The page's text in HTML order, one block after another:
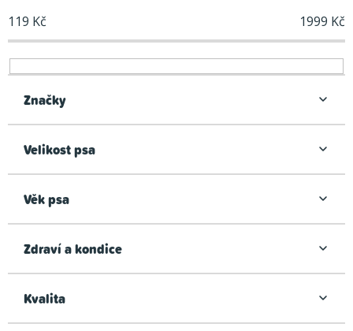
í
p
r
o
u
t
119 Kč 1999 Kč
Značky
Velikost psa
Věk psa
Zdraví a kondice
Kvalita